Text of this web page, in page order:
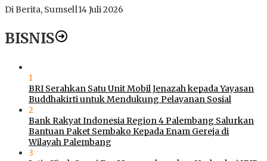
Di Berita, Sumsel 14 Juli 2026
BISNIS
1
BRI Serahkan Satu Unit Mobil Jenazah kepada Yayasan
Buddhakirti untuk Mendukung Pelayanan Sosial
2
Bank Rakyat Indonesia Region 4 Palembang Salurkan
Bantuan Paket Sembako Kepada Enam Gereja di
Wilayah Palembang
3